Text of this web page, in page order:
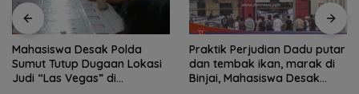
Mahasiswa Desak Polda
Sumut Tutup Dugaan Lokasi
Judi “Las Vegas” di
Praktik Perjudian Dadu putar
dan tembak ikan, marak di
Binjai, Mahasiswa Desak